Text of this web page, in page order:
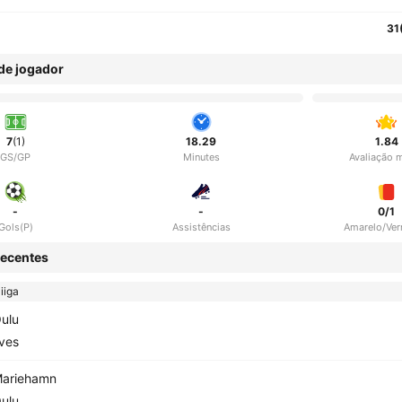
jogador
7(1)
GS/GP
18.29
Minutes
1.84
Avaliação
- -
Assistências
0/1
Amarelo/